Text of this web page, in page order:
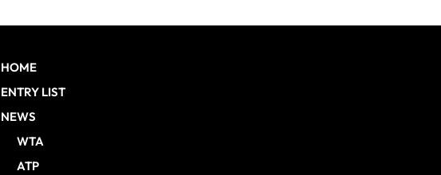
HOME
ENTRY LIST
NEWS
WTA
ATP